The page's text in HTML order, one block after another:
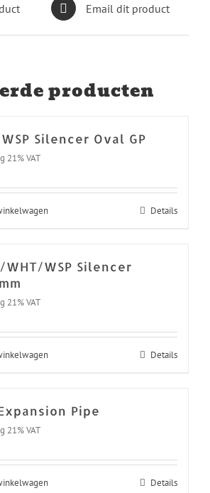
Email dit product
producten
WSP Silencer Oval GP
21% VAT
Details
WHT/WSP Silencer
21% VAT
Details
Pipe
21% VAT
Details